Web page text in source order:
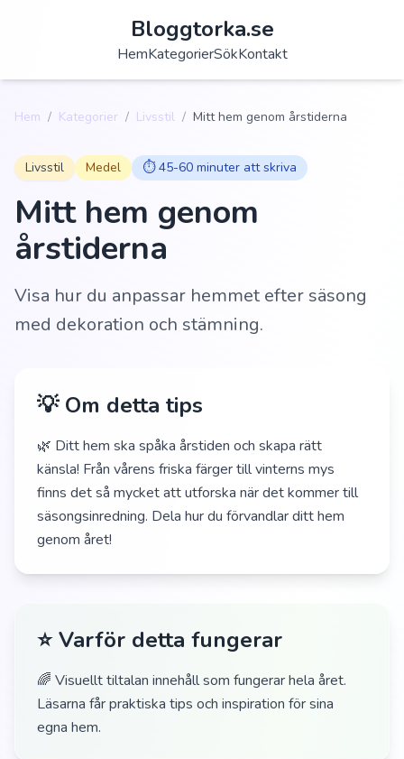
Bloggtorka.se
HemKategorierSökKontakt
Hem / Kategorier / Livsstil / Mitt hem genom årstiderna
Livsstil Medel ⏱️45-60 minuter att skriva
Mitt hem genom
årstiderna
Visa hur du anpassar hemmet efter säsong
med dekoration och stämning.
💡 Om detta tips
🌿 Ditt hem ska spåka årstiden och skapa rätt
känsla! Från vårens friska färger till vinterns mys
finns det så mycket att utforska när det kommer till
säsongsinredning. Dela hur du förvandlar ditt hem
genom året!
⭐ Varför detta fungerar
🌈 Visuellt tiltalan innehåll som fungerar hela året.
Läsarna får praktiska tips och inspiration för sina
egna hem.